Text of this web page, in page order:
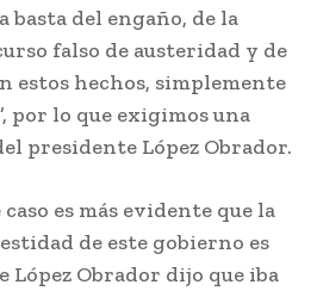
basta del engaño, de la
falso de austeridad y de
estos hechos, simplemente
por lo que exigimos una
presidente López Obrador.
es más evidente que la
de este gobierno es
López Obrador dijo que iba